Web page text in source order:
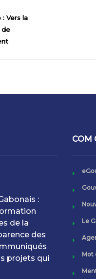
Vers la
de
:
de la
des
projets qui
COM
Le
Mot